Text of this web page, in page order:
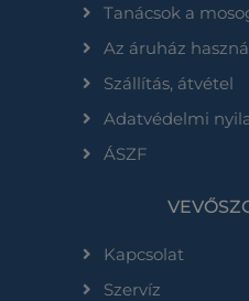
Tanácsok a
Az áruház
Szállítás, átvétel
Adatvédelmi
ÁSZF
Kapcsolat
Szervíz